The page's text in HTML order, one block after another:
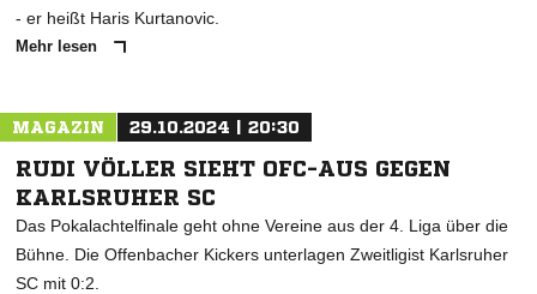
- er heißt Haris Kurtanovic.
Mehr lesen
MAGAZIN 29.10.2024 | 20:30
RUDI VÖLLER SIEHT OFC-AUS GEGEN
KARLSRUHER SC
Das Pokalachtelfinale geht ohne Vereine aus der 4. Liga über die
Bühne. Die Offenbacher Kickers unterlagen Zweitligist Karlsruher
SC mit 0:2.